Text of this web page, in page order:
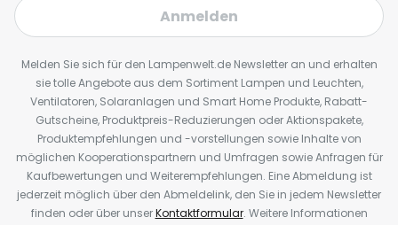
Anmelden
Melden Sie sich für den Lampenwelt.de Newsletter an und erhalten
sie tolle Angebote aus dem Sortiment Lampen und Leuchten,
Ventilatoren, Solaranlagen und Smart Home Produkte, Rabatt-
Gutscheine, Produktpreis-Reduzierungen oder Aktionspakete,
Produktempfehlungen und -vorstellungen sowie Inhalte von
möglichen Kooperationspartnern und Umfragen sowie Anfragen für
Kaufbewertungen und Weiterempfehlungen. Eine Abmeldung ist
jederzeit möglich über den Abmeldelink, den Sie in jedem Newsletter
finden oder über unserKontaktformular. Weitere Informationen